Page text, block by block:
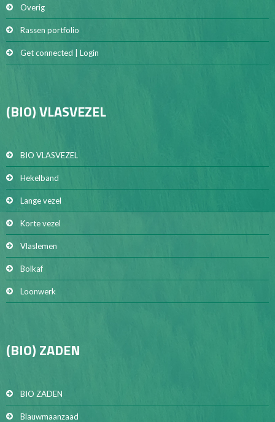
Overig
Rassen portfolio
Get connected | Login
(BIO) VLASVEZEL
BIO VLASVEZEL
Hekelband
Lange vezel
Korte vezel
Vlaslemen
Bolkaf
Loonwerk
(BIO) ZADEN
BIO ZADEN
Blauwmaanzaad